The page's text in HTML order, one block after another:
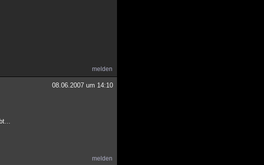
melden
08.06.2007 um 14:10
melden